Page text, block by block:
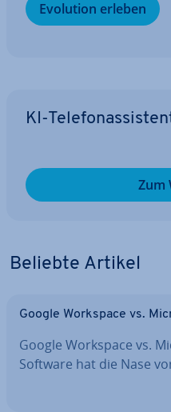
Evolution erleben
KI-
Zum
Beliebte Artikel
Google Workspace vs.
Google Workspace vs.
Software hat die Nase